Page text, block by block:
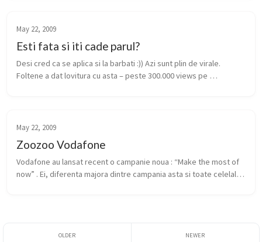
May 22, 2009
Esti fata si iti cade parul?
Desi cred ca se aplica si la barbati :)) Azi sunt plin de virale.
Foltene a dat lovitura cu asta – peste 300.000 views pe
May 22, 2009
Zoozoo Vodafone
Vodafone au lansat recent o campanie noua : “Make the most of
now” . Ei, diferenta majora dintre campania asta si toate celelalte